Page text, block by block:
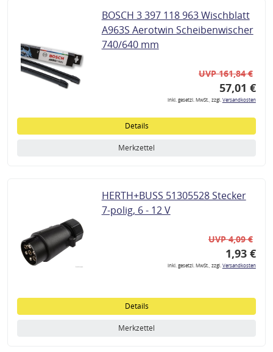
BOSCH 3 397 118 963 Wischblatt
A963S Aerotwin Scheibenwischer
740/640 mm
UVP 161,84 €
57,01 €
inkl. gesetzl. MwSt., zzgl.Versandkosten
Details
Merkzettel
HERTH+BUSS 51305528 Stecker
7-polig, 6 - 12 V
UVP 4,09 €
1,93 €
inkl. gesetzl. MwSt., zzgl.Versandkosten
Details
Merkzettel